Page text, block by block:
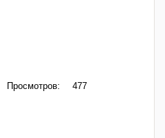
Просмотров: 477